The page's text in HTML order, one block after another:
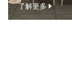
了解更多